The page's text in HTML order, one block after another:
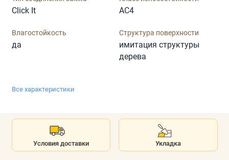
Click It AC4
Влагостойкость
да
Структура поверхности
имитация структуры
дерева
Все характеристики
Условия доставки Укладка